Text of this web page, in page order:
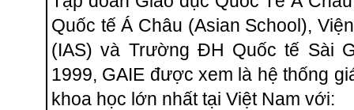
Quốc tế Á Châu (Asian School),
(IAS) và Trường ĐH Quốc tế Sài
1999, GAIE được xem là hệ thống
khoa học lớn nhất tại Việt Nam với: